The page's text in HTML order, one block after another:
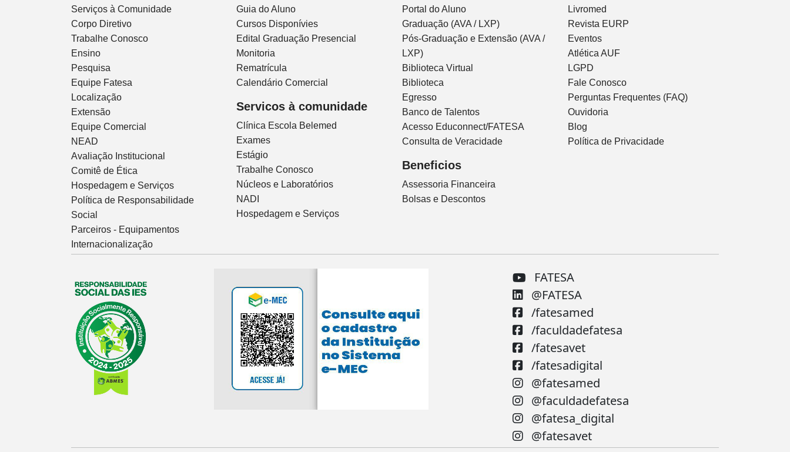
Serviços à Comunidade
Corpo Diretivo
Trabalhe Conosco
Ensino
Pesquisa
Equipe Fatesa
Localização
Extensão
Equipe Comercial
NEAD
Avaliação Institucional
Comitê de Ética
Hospedagem e Serviços
Política de Responsabilidade
Social
Parceiros - Equipamentos
Internacionalização
Guia do Aluno
Cursos Disponívies
Edital Graduação Presencial
Monitoria
Rematrícula
Calendário Comercial
Servicos à comunidade
Clínica Escola Belemed
Exames
Estágio
Trabalhe Conosco
Núcleos e Laboratórios
NADI
Hospedagem e Serviços
Portal do Aluno
Graduação (AVA / LXP)
Pós-Graduação e Extensão (AVA /
LXP)
Biblioteca Virtual
Biblioteca
Egresso
Banco de Talentos
Acesso Educonnect/FATESA
Consulta de Veracidade
Beneficios
Assessoria Financeira
Bolsas e Descontos
Livromed
Revista EURP
Eventos
Atlética AUF
LGPD
Fale Conosco
Perguntas Frequentes (FAQ)
Ouvidoria
Blog
Política de Privacidade
FATESA
@FATESA
/fatesamed
/faculdadefatesa
/fatesavet
/fatesadigital
@fatesamed
@faculdadefatesa
@fatesa_digital
@fatesavet